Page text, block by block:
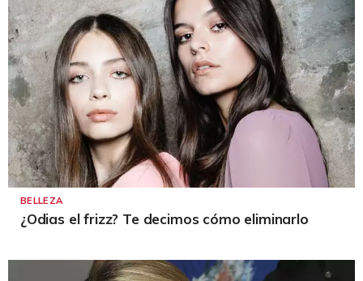
BELLEZA
¿Odias el frizz? Te decimos cómo eliminarlo